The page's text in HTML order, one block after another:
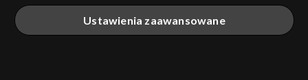
Po co nam Piłsudski?
W oparach antyfaszyzmu
Twoje dane osobowe zbierane podczas odwiedzania przez
Ciebie naszych
poszczególnych serwisówzwanych dalej
„Portalem”, w tym informacje zapisywane za pomocą
Ustawienia zaawansowane